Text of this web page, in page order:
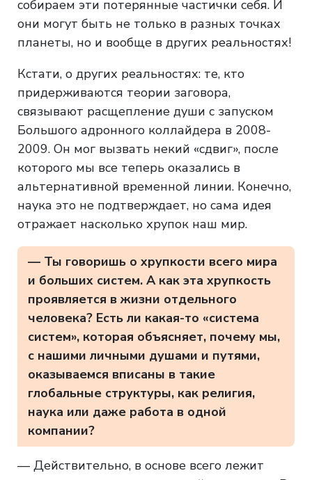
собираем эти потерянные частички себя. И
они могут быть не только в разных точках
планеты, но и вообще в других реальностях!
Кстати, о других реальностях: те, кто
придерживаются теории заговора,
связывают расщепление души с запуском
Большого адронного коллайдера в 2008-
2009. Он мог вызвать некий «сдвиг», после
которого мы все теперь оказались в
альтернативной временной линии. Конечно,
наука это не подтверждает, но сама идея
отражает насколько хрупок наш мир.
— Ты говоришь о хрупкости всего мира
и больших систем. А как эта хрупкость
проявляется в жизни отдельного
человека? Есть ли какая-то «система
систем», которая объясняет, почему мы,
с нашими личными душами и путями,
оказываемся вписаны в такие
глобальные структуры, как религия,
наука или даже работа в одной
компании?
— Действительно, в основе всего лежит